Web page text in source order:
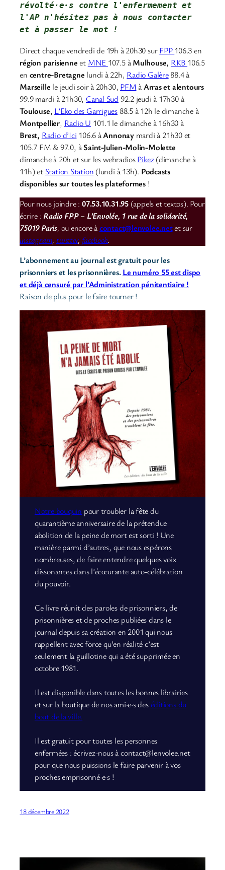
révolté·e·s contre l'enfermement et
l'AP n'hésitez pas à nous contacter
et à passer le mot !
Direct chaque vendredi de 19h à 20h30 surFPP106.3 en
région parisienneet MNE 107.5 àMulhouse, RKB 106.5
en centre-Bretagne lundi à 22h, Radio Galère88.4 à
Marseille le jeudi soir à 20h30, PFMàArras et alentours
99.9 mardi à 21h30, Canal Sud 92.2 jeudi à 17h30 à
Toulouse, L’Eko des Garrigues 88.5 à 12h le dimanche à
Montpellier, Radio U 101.1 le dimanche à 16h30 à
Brest, Radio d’Ici 106.6 àAnnonay mardi à 21h30 et
105.7 FM & 97.0, àSaint-Julien-Molin-Molette
dimanche à 20h et sur les webradiosPikez(dimanche à
11h) et Station Station (lundi à 13h). Podcasts
disponibles sur toutes les plateformes !
Pour nous joindre : 07.53.10.31.95 (appels et textos). Pour
écrire : Radio FPP – L’Envolée, 1 rue de la solidarité,
75019 Paris, ou encore àcontact@lenvolee.netet sur
instagram, twitter, facebook.
L’abonnement au journal est gratuit pour les
prisonniers et les prisonnières. Le numéro 55 est dispo
et déjà censuré par l’Administration pénitentiaire !
Raison de plus pour le faire tourner !
Notre bouquin pour troubler la fête du
quarantième anniversaire de la prétendue
abolition de la peine de mort est sorti ! Une
manière parmi d’autres, que nous espérons
nombreuses, de faire entendre quelques voix
dissonantes dans l’écœurante auto-célébration
du pouvoir.
Ce livre réunit des paroles de prisonniers, de
prisonnières et de proches publiées dans le
journal depuis sa création en 2001 qui nous
rappellent avec force qu’en réalité c’est
seulement la guillotine qui a été supprimée en
octobre 1981.
Il est disponible dans toutes les bonnes librairies
et sur la boutique de nos ami·e·s deséditions du
bout de la ville.
Il est gratuit pour toutes les personnes
enfermées : écrivez-nous à contact@lenvolee.net
pour que nous puissions le faire parvenir à vos
proches emprisonné·e·s !
18 décembre 2022